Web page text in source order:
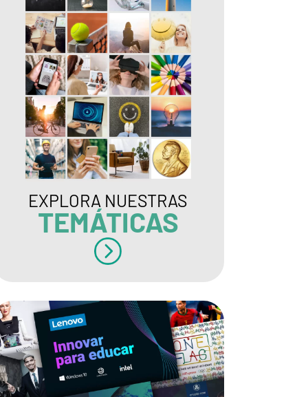
EXPLORA NUESTRAS
TEMÁTICAS